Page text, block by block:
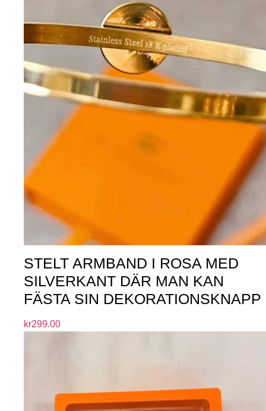
STELT ARMBAND I ROSA MED
SILVERKANT DÄR MAN KAN
FÄSTA SIN DEKORATIONSKNAPP
kr299.00